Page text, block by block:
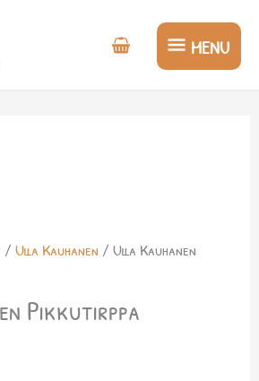
MENU
MENU
/ Ulla Kauhanen / Ulla Kauhanen
Pikkutirppa